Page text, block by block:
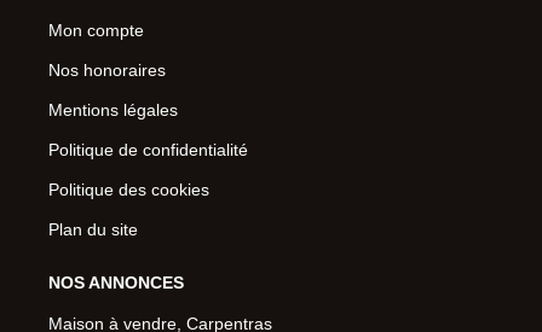
Mon compte
Nos honoraires
Mentions légales
Politique de confidentialité
Politique des cookies
Plan du site
NOS ANNONCES
Maison à vendre, Carpentras